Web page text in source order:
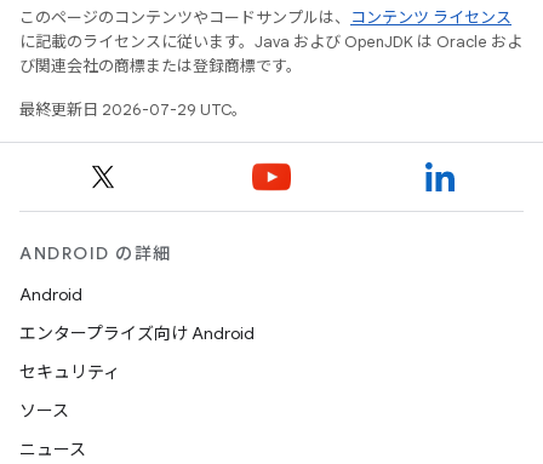
このページのコンテンツやコードサンプルは、
コンテンツ ライセンス
に記載のライセンスに従います。Java および OpenJDK は Oracle およ
び関連会社の商標または登録商標です。
最終更新日 2026-07-29 UTC。
ANDROID の詳細
Android
エンタープライズ向け Android
セキュリティ
ソース
ニュース